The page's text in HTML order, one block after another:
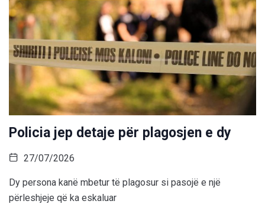
Policia jep detaje për plagosjen e dy
27/07/2026
Dy persona kanë mbetur të plagosur si pasojë e një
përleshjeje që ka eskaluar